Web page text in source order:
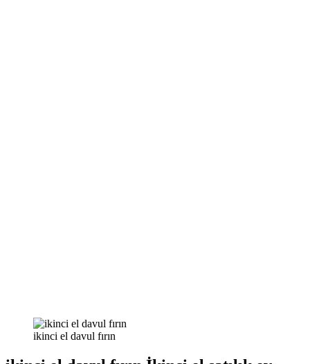
ikinci el davul fırın